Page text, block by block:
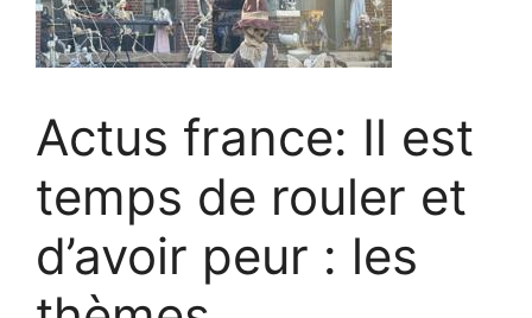
Actus france: Il est
temps de rouler et
d’avoir peur : les